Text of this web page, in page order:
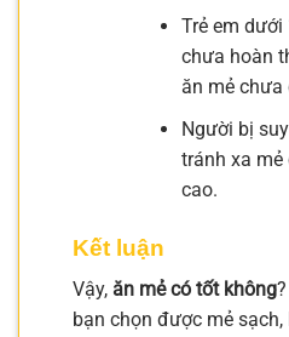
Trẻ em dưới
chưa hoàn
ăn mẻ chưa
Người bị
tránh xa
cao.
Kết luận
Vậy, ăn mẻ có tốt không
bạn chọn được mẻ